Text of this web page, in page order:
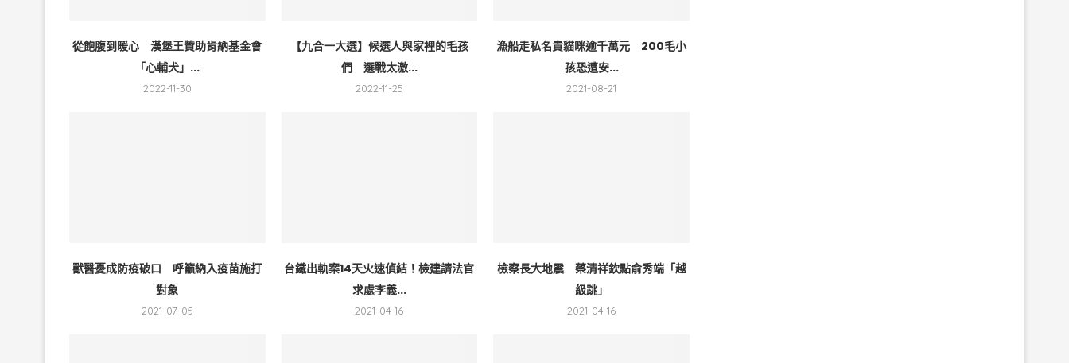
從飽腹到暖心 漢堡王贊助肯納基金會
「心輔犬」...
2022-11-30
【九合一大選】候選人與家裡的毛孩
們 選戰太激...
2022-11-25
漁船走私名貴貓咪逾千萬元 200毛小
孩恐遭安...
2021-08-21
獸醫憂成防疫破口 呼籲納入疫苗施打
對象
2021-07-05
台鐵出軌案14天火速偵結！檢建請法官
求處李義...
2021-04-16
檢察長大地震 蔡清祥欽點俞秀端「越
級跳」
2021-04-16